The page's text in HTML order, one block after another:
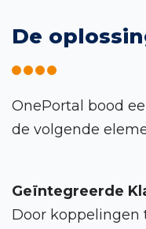
De
OnePortal bood
de volgende
Geïntegreerde
Door koppelingen